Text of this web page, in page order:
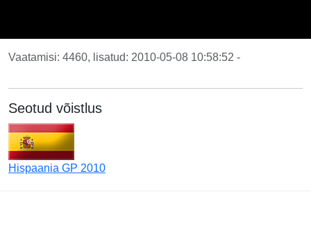
Vaatamisi: 4460, lisatud: 2010-05-08 10:58:52 -
Seotud võistlus
Hispaania GP 2010